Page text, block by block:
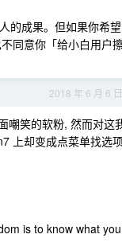
的成果。但如果你希望
同意你「给小白用户
2018 年 6 月 6 日
嘲笑的软粉, 然而对这
上却变成点菜单找选
is to know what